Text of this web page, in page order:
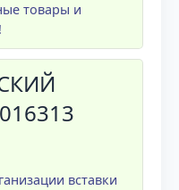
товары и
вставки